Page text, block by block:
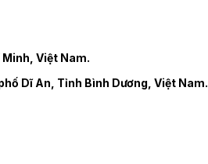
Việt Nam.
Dĩ An, Tỉnh Bình Dương, Việt Nam.